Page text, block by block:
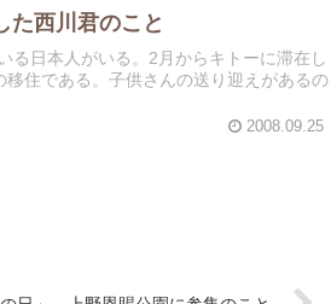
西川君のこと
る日本人がいる。2月からキトーに滞在し
住である。子供さんの送り迎えがあるの
2008.09.25